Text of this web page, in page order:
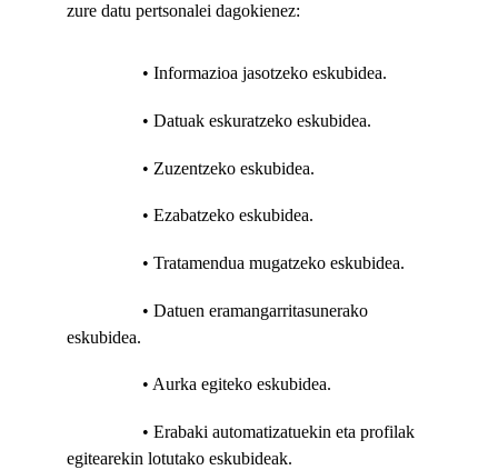
zure datu pertsonalei dagokienez:
                 • Informazioa jasotzeko eskubidea.
                 • Datuak eskuratzeko eskubidea.
                 • Zuzentzeko eskubidea.
                 • Ezabatzeko eskubidea.
                 • Tratamendua mugatzeko eskubidea.
eskubidea.
                 • Aurka egiteko eskubidea.
egitearekin lotutako eskubideak.